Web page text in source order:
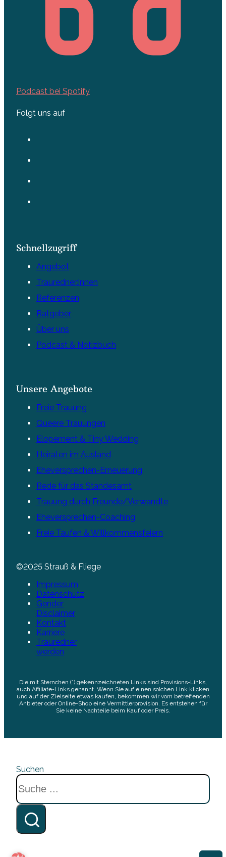
Podcast bei Spotify
Folgt uns auf
Schnellzugriff
Angebot
Trauredner:innen
Referenzen
Ratgeber
Über uns
Podcast & Notizbuch
Unsere Angebote
Freie Trauung
Queere Trauungen
Elopement & Tiny Wedding
Heiraten im Ausland
Eheversprechen-Erneuerung
Rede für das Standesamt
Trauung durch Freunde/Verwandte
Eheversprechen-Coaching
Freie Taufen & Willkommensfeiern
©2025 Strauß & Fliege
Impressum
Datenschutz
Gender
Disclaimer
Kontakt
Karriere
Trauredner
werden
Die mit Sternchen (*) gekennzeichneten Links sind Provisions-Links,
auch Affiliate-Links genannt. Wenn Sie auf einen solchen Link klicken
und auf der Zielseite etwas kaufen, bekommen wir vom betreffenden
Anbieter oder Online-Shop eine Vermittlerprovision. Es entstehen für
Sie keine Nachteile beim Kauf oder Preis.
Suchen